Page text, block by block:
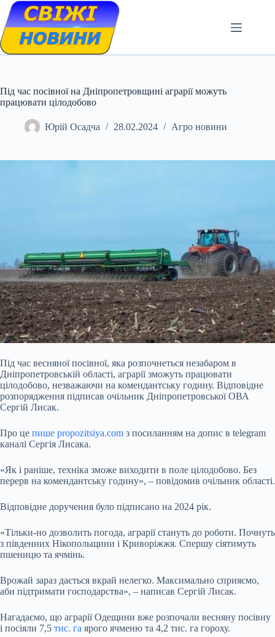
Skip
content
Під час посівної на Дніпропетровщині аграрії можуть
працювати цілодобово
Юрій Осадча 28.02.2024 Агро новини
Під час весняної посівної, яка розпочнеться незабаром в
Дніпропетровській області, аграрії зможуть працювати
цілодобово, незважаючи на комендантську годину. Відповідне
розпорядження підписав очільник Дніпропетровської ОВА
Сергій Лисак.
Про це пише propozitsiya.com з посиланням на допис в telegram
каналі Сергія Лисака.
«Як і раніше, техніка зможе виходити в поле цілодобово. Без
перерв на комендантську годину», – повідомив очільник області.
Відповідне доручення було підписано на 2024 рік.
«Тільки-но дозволить погода, аграрії стануть до роботи. Почнуть
з південних Нікопольщини і Криворіжжя. Спершу сіятимуть
пшеницю та ячмінь.
Врожай зараз дається вкрай нелегко. Максимально сприяємо,
аби підтримати господарства», – написав Сергій Лисак.
Нагадаємо, що аграрії Одещини вже розпочали весняну посівну
і посіяли 7,5 тис. га ярого ячменю та 4,2 тис. га гороху.